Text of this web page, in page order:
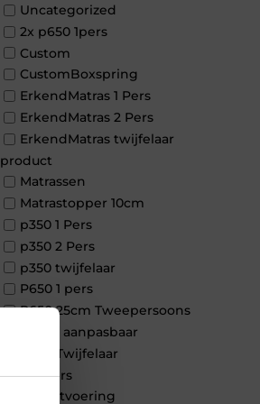
Uncategorized
2x p650 1pers
Custom
CustomBoxspring
ErkendMatras 1 Pers
ErkendMatras 2 Pers
ErkendMatras twijfelaar
product
Matrassen
Matrastopper 10cm
p350 1 Pers
p350 2 Pers
p350 twijfelaar
P650 1 pers
P650 25cm Tweepersoons
een kern aanpasbaar
P650 Twijfelaar
Toppers
Maatvoering